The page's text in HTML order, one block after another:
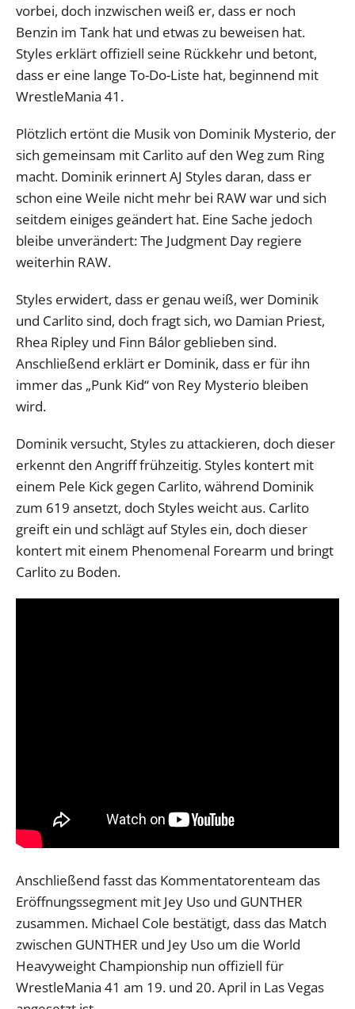
vorbei, doch inzwischen weiß er, dass er noch
Benzin im Tank hat und etwas zu beweisen hat.
Styles erklärt offiziell seine Rückkehr und betont,
dass er eine lange To-Do-Liste hat, beginnend mit
WrestleMania 41.
Plötzlich ertönt die Musik von Dominik Mysterio, der
sich gemeinsam mit Carlito auf den Weg zum Ring
macht. Dominik erinnert AJ Styles daran, dass er
schon eine Weile nicht mehr bei RAW war und sich
seitdem einiges geändert hat. Eine Sache jedoch
bleibe unverändert: The Judgment Day regiere
weiterhin RAW.
Styles erwidert, dass er genau weiß, wer Dominik
und Carlito sind, doch fragt sich, wo Damian Priest,
Rhea Ripley und Finn Bálor geblieben sind.
Anschließend erklärt er Dominik, dass er für ihn
immer das „Punk Kid“ von Rey Mysterio bleiben
wird.
Dominik versucht, Styles zu attackieren, doch dieser
erkennt den Angriff frühzeitig. Styles kontert mit
einem Pele Kick gegen Carlito, während Dominik
zum 619 ansetzt, doch Styles weicht aus. Carlito
greift ein und schlägt auf Styles ein, doch dieser
kontert mit einem Phenomenal Forearm und bringt
Carlito zu Boden.
Anschließend fasst das Kommentatorenteam das
Eröffnungssegment mit Jey Uso und GUNTHER
zusammen. Michael Cole bestätigt, dass das Match
zwischen GUNTHER und Jey Uso um die World
Heavyweight Championship nun offiziell für
WrestleMania 41 am 19. und 20. April in Las Vegas